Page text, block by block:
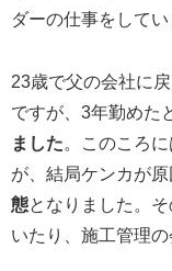
ダーの仕事をしてい
23歳で父の会社に
ですが、3年勤めた
ました。このころ
が、結局ケンカが
態となりました。
いたり、施工管理